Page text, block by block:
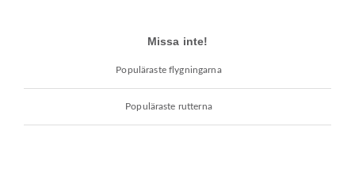
Missa inte!
Populäraste flygningarna
Populäraste rutterna